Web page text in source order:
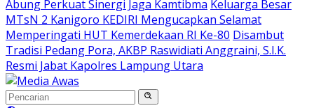
Abung Perkuat Sinergi Jaga Kamtibma Keluarga Besar
MTsN 2 Kanigoro KEDIRI Mengucapkan Selamat
Memperingati HUT Kemerdekaan RI Ke-80 Disambut
Tradisi Pedang Pora, AKBP Raswidiati Anggraini, S.I.K.
Resmi Jabat Kapolres Lampung Utara